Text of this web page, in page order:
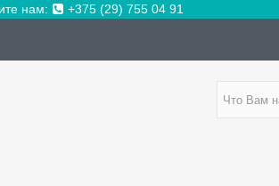
нам: +375 (29) 755 04 91